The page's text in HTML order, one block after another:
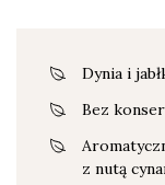
Dynia i
Bez
z nutą